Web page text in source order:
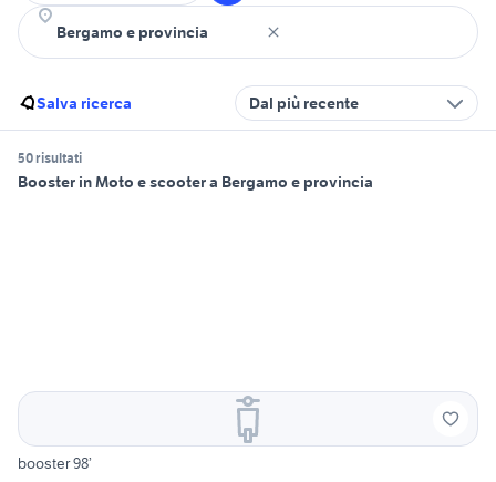
Salva ricerca Dal più recente
50 risultati
Booster in Moto e scooter a Bergamo e provincia
booster 98’